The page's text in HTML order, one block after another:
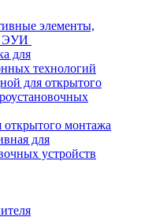
элементы,
ЭУИ
для
технологий
для открытого
открытого монтажа
для
устройств